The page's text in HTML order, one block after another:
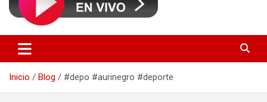
Inicio Blog #depo #aurinegro #deporte